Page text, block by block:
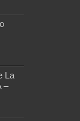
La
–